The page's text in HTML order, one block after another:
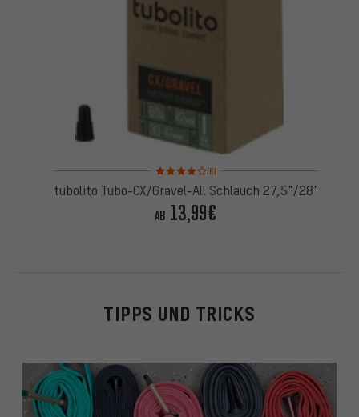
Bewertungen: 4 von 5 basierend auf 6
(6)
tubolito Tubo-CX/Gravel-All Schlauch 27,5"/28"
AB 13,99€
TIPPS UND TRICKS